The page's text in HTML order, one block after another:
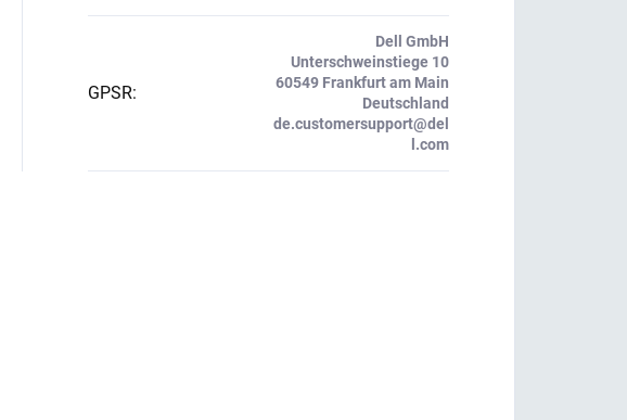
GPSR:
Dell GmbH
Unterschweinstiege 10
60549 Frankfurt am Main
Deutschland
de.customersupport@del
l.com